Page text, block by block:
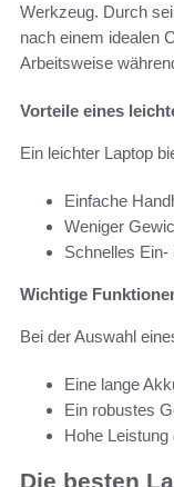
Werkzeug. Durch
nach einem idealen
Arbeitsweise
Vorteile eines
Ein leichter Laptop
Einfache
Weniger
Schnelles
Wichtige
Bei der Auswahl
Eine lange
Ein robustes
Hohe
Die besten